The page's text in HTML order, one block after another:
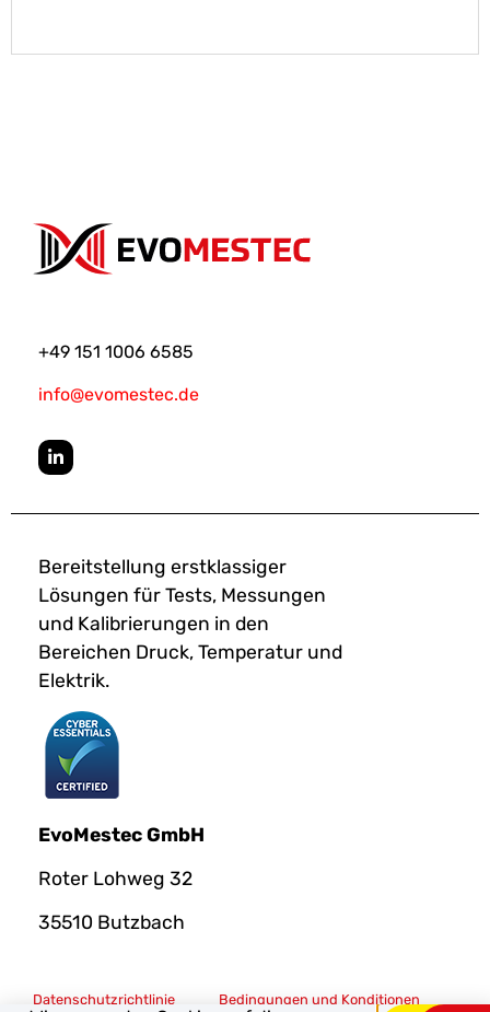
+49 151 1006 6585
info@evomestec.de
Bereitstellung erstklassiger
Lösungen für Tests, Messungen
und Kalibrierungen in den
Bereichen Druck, Temperatur und
Elektrik.
EvoMestec GmbH
Roter Lohweg 32
35510 Butzbach
Datenschutzrichtlinie Bedingungen und Konditionen